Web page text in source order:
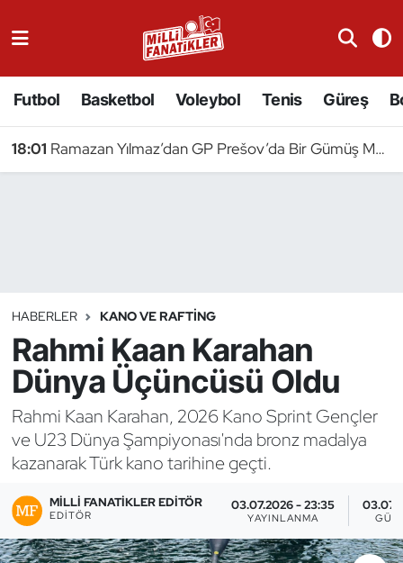
Futbol Basketbol Voleybol Tenis Güreş
18:01 Ramazan Yılmaz’dan GP Prešov’da Bir Gümüş Madalya Daha
HABERLER KANO VE RAFTING
Rahmi Kaan Karahan
Dünya Üçüncüsü Oldu
Rahmi Kaan Karahan, 2026 Kano Sprint Gençler
ve U23 Dünya Şampiyonası'nda bronz madalya
kazanarak Türk kano tarihine geçti.
MILLI FANATIKLER EDITÖR
EDITÖR
03.07.2026 - 23:35
YAYINLANMA
Badminton
Binicilik
Bisiklet
Bocce Bowling Dart